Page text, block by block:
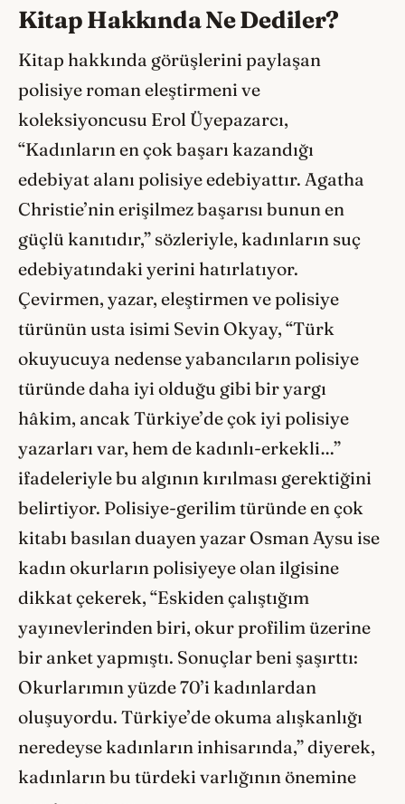
Kitap Hakkında Ne Dediler?
Kitap hakkında görüşlerini paylaşan
polisiye roman eleştirmeni ve
koleksiyoncusu Erol Üyepazarcı,
“Kadınların en çok başarı kazandığı
edebiyat alanı polisiye edebiyattır. Agatha
Christie’nin erişilmez başarısı bunun en
güçlü kanıtıdır,” sözleriyle, kadınların suç
edebiyatındaki yerini hatırlatıyor.
Çevirmen, yazar, eleştirmen ve polisiye
türünün usta isimi Sevin Okyay, “Türk
okuyucuya nedense yabancıların polisiye
türünde daha iyi olduğu gibi bir yargı
hâkim, ancak Türkiye’de çok iyi polisiye
yazarları var, hem de kadınlı-erkekli…”
ifadeleriyle bu algının kırılması gerektiğini
belirtiyor. Polisiye-gerilim türünde en çok
kitabı basılan duayen yazar Osman Aysu ise
kadın okurların polisiyeye olan ilgisine
dikkat çekerek, “Eskiden çalıştığım
yayınevlerinden biri, okur profilim üzerine
bir anket yapmıştı. Sonuçlar beni şaşırttı:
Okurlarımın yüzde 70’i kadınlardan
oluşuyordu. Türkiye’de okuma alışkanlığı
neredeyse kadınların inhisarında,” diyerek,
kadınların bu türdeki varlığının önemine